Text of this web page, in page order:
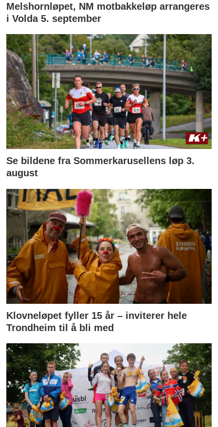
Melshornløpet, NM motbakkeløp arrangeres
i Volda 5. september
Se bildene fra Sommerkarusellens løp 3.
august
Klovneløpet fyller 15 år – inviterer hele
Trondheim til å bli med